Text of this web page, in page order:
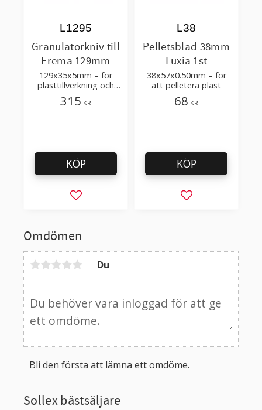
Omdömen
Du
Bli den första att lämna ett omdöme.
Granulatorkniv till
Erema 129mm
129x35x5mm – för
plasttillverkning och
återvinning
L1295
315 KR
Lägg till i favoriter
KÖP
Pelletsblad 38mm
Luxia 1st
38x57x0.50mm – för
att pelletera plast
L38
68 KR
Lägg till i
KÖP
Sollex bästsäljare